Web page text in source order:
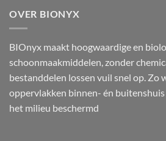
OVER BIONYX
BIOnyx maakt hoogwaardige en
schoonmaakmiddelen, zonder
bestanddelen lossen vuil snel op. Zo
oppervlakken binnen- én
het milieu beschermd